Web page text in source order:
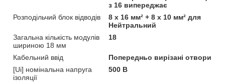
з 16 випереджає
Розподільчий блок відводів
8 x 16 мм² + 8 x 10 мм² для
Нейтральний
Загальна кількість модулів
шириною 18 мм
18
Кабельний ввід
Попередньо вирізані отвори
[Ui] номінальна напруга
ізоляції
500 В